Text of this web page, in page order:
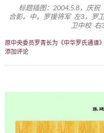
标题插图：2004.5.8，庆祝
合影。中，罗援将军 左3，罗
卫中校
原中央委员罗青长为《中华罗氏通谱
添加评论